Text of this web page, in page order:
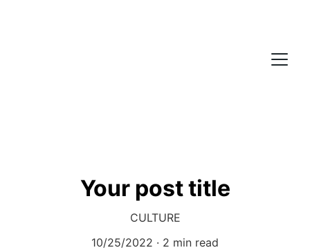
Your post title
CULTURE
10/25/2022
2 min read